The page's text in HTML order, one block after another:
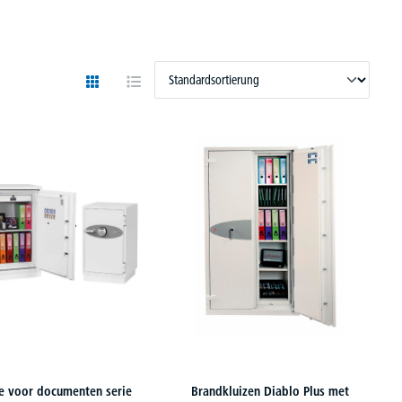
voor documenten serie Brandkluizen Diablo Plus met